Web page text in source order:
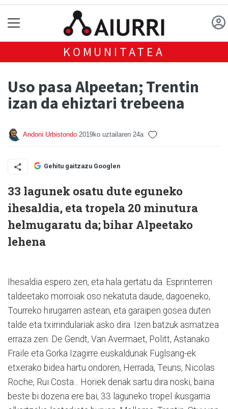
KOMUNITATEA
Uso pasa Alpeetan; Trentin
izan da ehiztari trebeena
Andoni Urbistondo 2019ko uztailaren 24a
Gehitu gaitzazu Googlen
33 lagunek osatu dute eguneko
ihesaldia, eta tropela 20 minutura
helmugaratu da; bihar Alpeetako
lehena
Ihesaldia espero zen, eta hala gertatu da. Esprinterren
taldeetako morroiak oso nekatuta daude, dagoeneko,
Tourreko hirugarren astean, eta garaipen gosea duten
talde eta txirrindulariak asko dira. Izen batzuk asmatzea
erraza zen: De Gendt, Van Avermaet, Politt, Astanako
Fraile eta Gorka Izagirre euskaldunak Fuglsang-ek
etxerako bidea hartu ondoren, Herrada, Teuns, Nicolas
Roche, Rui Costa... Horiek denak sartu dira noski, baina
beste bi dozena ere bai, 33 laguneko tropel ikusgarria